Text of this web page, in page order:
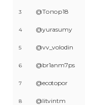
3 @Топор18
4 @yurasumy
5 @vv_volodin
6 @br1anm7ps
7 @ecotopor
8 @litvintm